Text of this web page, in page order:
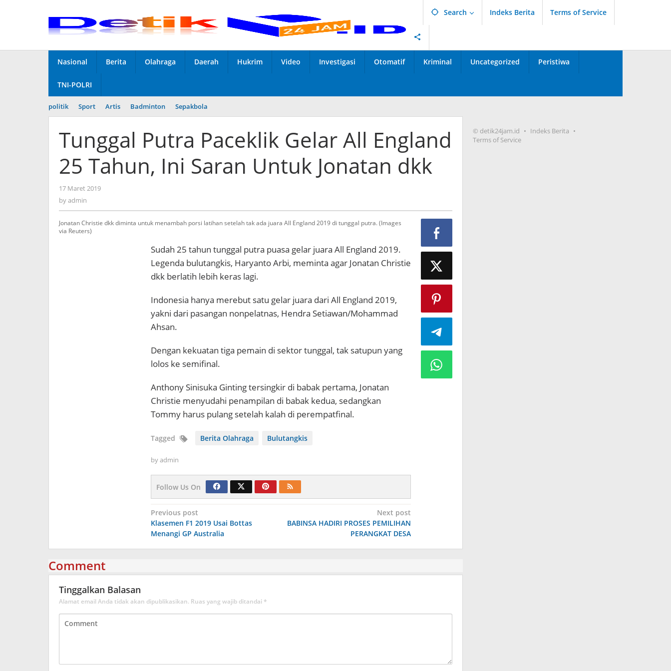
Search Indeks Berita Terms of Service
Nasional Berita Olahraga Daerah Hukrim Video Investigasi Otomatif Kriminal Uncategorized Peristiwa
TNI-POLRI
politik Sport Artis Badminton Sepakbola
Tunggal Putra Paceklik Gelar All England
25 Tahun, Ini Saran Untuk Jonatan dkk
17 Maret 2019
byadmin
Jonatan Christie dkk diminta untuk menambah porsi latihan setelah tak ada juara All England 2019 di tunggal putra. (Images
via Reuters)
Sudah 25 tahun tunggal putra puasa gelar juara All England 2019.
Legenda bulutangkis, Haryanto Arbi, meminta agar Jonatan Christie
dkk berlatih lebih keras lagi.
Indonesia hanya merebut satu gelar juara dari All England 2019,
yakni dari pasangan nonpelatnas, Hendra Setiawan/Mohammad
Ahsan.
Dengan kekuatan tiga pemain di sektor tunggal, tak satupun yang
lolos ke semifinal.
Anthony Sinisuka Ginting tersingkir di babak pertama, Jonatan
Christie menyudahi penampilan di babak kedua, sedangkan
Tommy harus pulang setelah kalah di perempatfinal.
Tagged Berita Olahraga Bulutangkis
byadmin
Follow Us On
Navigasi
pos
Previous post
Klasemen F1 2019 Usai Bottas
Menangi GP Australia
Next post
BABINSA HADIRI PROSES PEMILIHAN
PERANGKAT DESA
Comment
Tinggalkan Balasan
Alamat email Anda tidak akan dipublikasikan. Ruas yang wajib ditandai *
© detik24jam.id
Indeks Berita
Terms of Service